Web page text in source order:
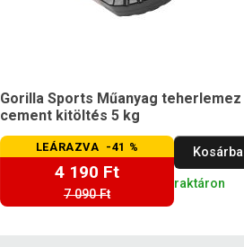
Gorilla Sports Műanyag teherlemez
cement kitöltés 5 kg
LEÁRAZVA -41 %
4 190 Ft
7 090 Ft
Kosárba
raktáron